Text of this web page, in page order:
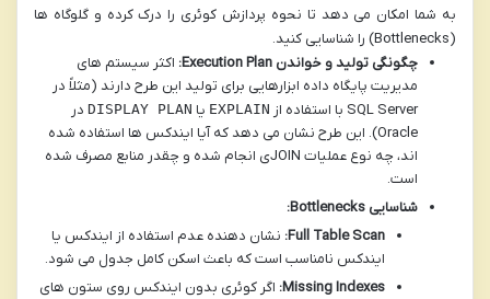
به شما امکان می دهد تا نحوه پردازش کوئری را درک کرده و گلوگاه ها
(Bottlenecks) را شناسایی کنید.
چگونگی تولید و خواندن Execution Plan:
اکثر سیستم های
مدیریت پایگاه داده ابزارهایی برای تولید این طرح دارند (مثلاً در
SQL Server با استفاده از
EXPLAIN یا DISPLAY PLAN در
Oracle). این طرح نشان می دهد که آیا ایندکس ها استفاده شده
اند، چه نوع عملیات JOINی انجام شده و چقدر منابع مصرف شده
است.
شناسایی Bottlenecks:
Full Table Scan: نشان دهنده عدم استفاده از ایندکس یا
ایندکس نامناسب است که باعث اسکن کامل جدول می شود.
Missing Indexes: اگر کوئری بدون ایندکس روی ستون های